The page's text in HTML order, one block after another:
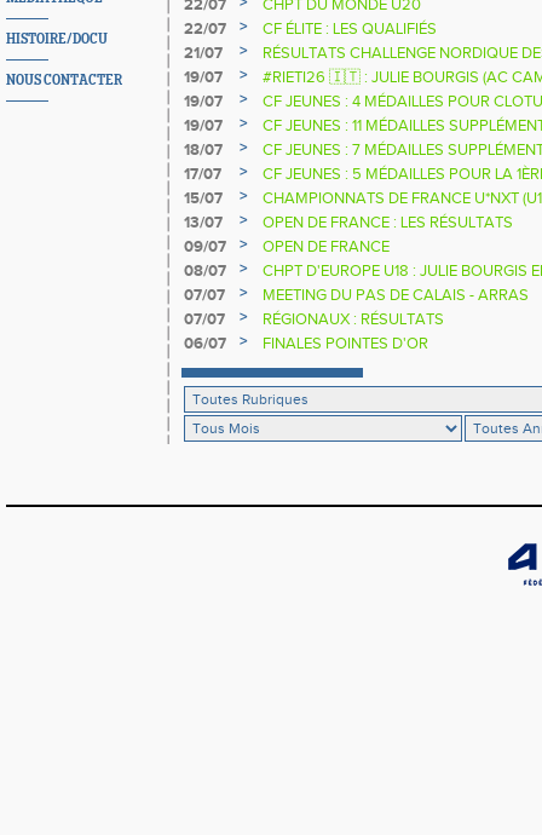
HISTOIRE/DOCU
NOUS CONTACTER
22/07
CHPT DU MONDE U20
22/07
>
CF ÉLITE : LES QUALIFIÉS
21/07
>
RÉSULTATS CHALLENGE NORDIQUE
2025 2026
19/07 >
#RIETI26 🇮🇹 : JULIE BOURGIS (AC
D'EUROPE U18 DE LA PERCHE
19/07 >
CF JEUNES : 4 MÉDAILLES POUR
19/07
>
CF JEUNES : 11 MÉDAILLES
18/07
>
CF JEUNES : 7 MÉDAILLES
17/07
>
CF JEUNES : 5 MÉDAILLES POUR LA
15/07
>
CHAMPIONNATS DE FRANCE U*NXT
13/07
>
OPEN DE FRANCE : LES RÉSULTATS
09/07
>
OPEN DE FRANCE
08/07
>
CHPT D'EUROPE U18 : JULIE BOURGIS
07/07
>
MEETING DU PAS DE CALAIS - ARRAS
07/07
>
RÉGIONAUX : RÉSULTATS
06/07
> FINALES POINTES D'OR